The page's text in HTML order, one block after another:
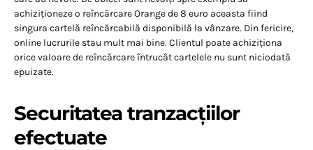
achiziționeze o reîncărcare Orange de 8 euro aceasta fiind
singura cartelă reîncărcabilă disponibilă la vânzare. Din fericire,
online lucrurile stau mult mai bine. Clientul poate achiziționa
orice valoare de reîncărcare întrucât cartelele nu sunt niciodată
epuizate.
Securitatea tranzacțiilor
efectuate